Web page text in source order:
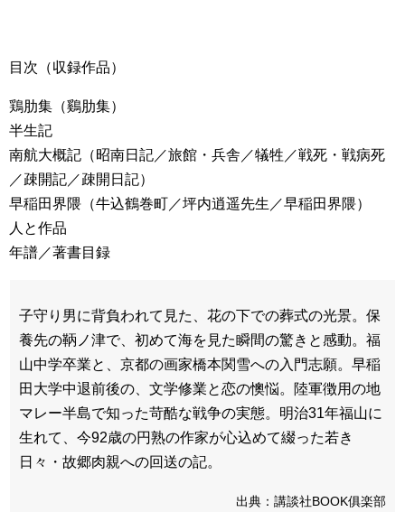
目次（収録作品）
鶏肋集（鷄肋集）
半生記
南航大概記（昭南日記／旅館・兵舎／犠牲／戦死・戦病死
／疎開記／疎開日記）
早稲田界隈（牛込鶴巻町／坪内逍遥先生／早稲田界隈）
人と作品
年譜／著書目録
子守り男に背負われて見た、花の下での葬式の光景。保
養先の鞆ノ津で、初めて海を見た瞬間の驚きと感動。福
山中学卒業と、京都の画家橋本関雪への入門志願。早稲
田大学中退前後の、文学修業と恋の懊悩。陸軍徴用の地
マレー半島で知った苛酷な戦争の実態。明治31年福山に
生れて、今92歳の円熟の作家が心込めて綴った若き
日々・故郷肉親への回送の記。
出典：講談社BOOK俱楽部